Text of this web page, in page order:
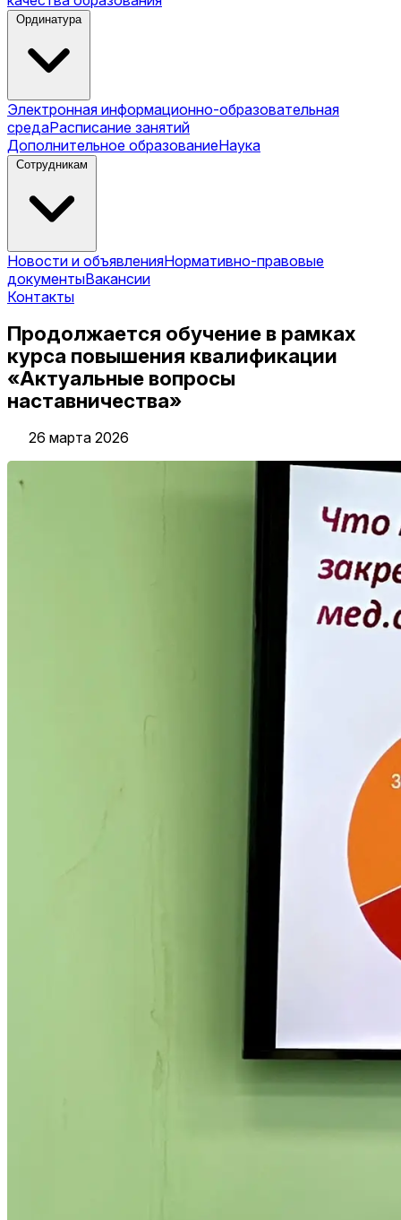
Ординатура
Электронная информационно-образовательная
средаРасписание занятий
Дополнительное образованиеНаука
Сотрудникам
Новости и объявленияНормативно-правовые
документыВакансии
Контакты
Продолжается обучение в рамках
курса повышения квалификации
«Актуальные вопросы
наставничества»
26 марта 2026